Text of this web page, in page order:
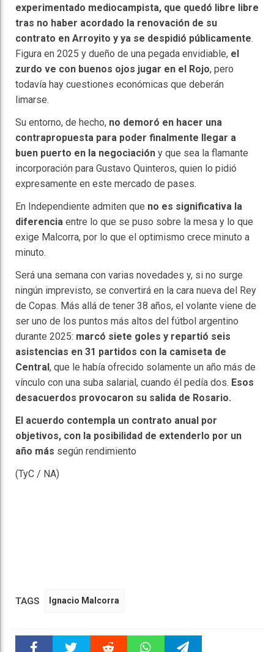
experimentado mediocampista, que quedó libre libre
tras no haber acordado la renovación de su
contrato en Arroyito y ya se despidió públicamente.
Figura en 2025 y dueño de una pegada envidiable, el
zurdo ve con buenos ojos jugar en el Rojo, pero
todavía hay cuestiones económicas que deberán
limarse.
Su entorno, de hecho, no demoró en hacer una
contrapropuesta para poder finalmente llegar a
buen puerto en la negociación y que sea la flamante
incorporación para Gustavo Quinteros, quien lo pidió
expresamente en este mercado de pases.
En Independiente admiten que no es significativa la
diferencia entre lo que se puso sobre la mesa y lo que
exige Malcorra, por lo que el optimismo crece minuto a
minuto.
Será una semana con varias novedades y, si no surge
ningún imprevisto, se convertirá en la cara nueva del Rey
de Copas. Más allá de tener 38 años, el volante viene de
ser uno de los puntos más altos del fútbol argentino
durante 2025: marcó siete goles y repartió seis
asistencias en 31 partidos con la camiseta de
Central, que le había ofrecido solamente un año más de
vínculo con una suba salarial, cuando él pedía dos. Esos
desacuerdos provocaron su salida de Rosario.
El acuerdo contempla un contrato anual por
objetivos, con la posibilidad de extenderlo por un
año más según rendimiento
(TyC / NA)
TAGS Ignacio Malcorra